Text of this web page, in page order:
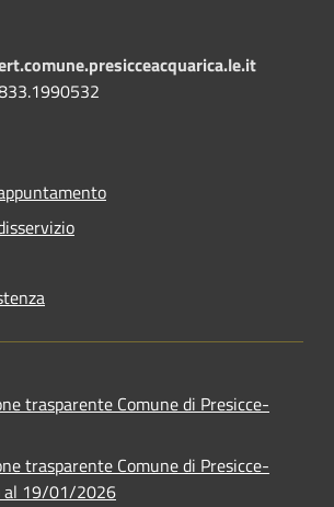
trasparente Comune di Presicce-
trasparente Comune di Presicce-
al 19/01/2026